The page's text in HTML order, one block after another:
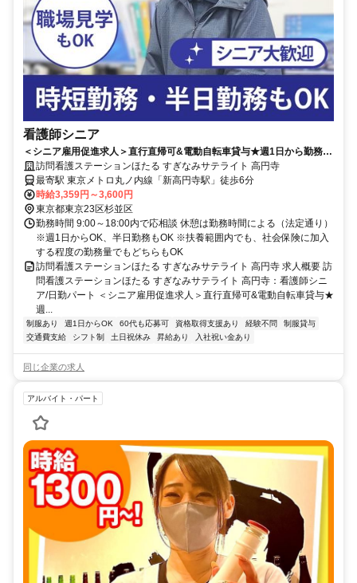
看護師シニア
＜シニア雇用促進求人＞直行直帰可&電動自転車貸与★週1日から勤務
OK！時短勤務など柔軟な働き方が可能♪扶養内も社保加入も大歓迎
◎【杉並区、丸ノ内線「新高円寺駅」、訪問看護(シニア)、日勤パー
ト】※積極採用中
訪問看護ステーションほたる すぎなみサテライト 高円寺
最寄駅 東京メトロ丸ノ内線「新高円寺駅」徒歩6分
時給3,359円～3,600円
東京都東京23区杉並区
勤務時間 9:00～18:00内で応相談 休憩は勤務時間による（法定通り）
※週1日からOK、半日勤務もOK ※扶養範囲内でも、社会保険に加入
する程度の勤務量でもどちらもOK
訪問看護ステーションほたる すぎなみサテライト 高円寺 求人概要 訪
問看護ステーションほたる すぎなみサテライト 高円寺：看護師シニ
ア/日勤パート ＜シニア雇用促進求人＞直行直帰可&電動自転車貸与★
週...
制服あり 週1日からOK 60代も応募可 資格取得支援あり 経験不問
制服貸与
交通費支給
シフト制 土日祝休み 昇給あり 入社祝い金あり
同じ企業の求人
アルバイト・パート